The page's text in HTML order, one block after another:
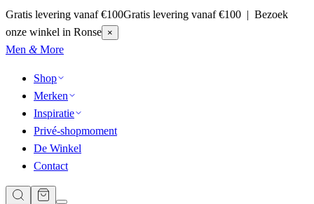
Gratis levering vanaf €100Gratis levering vanaf €100 | Bezoek
onze winkel in Ronse ×
Men &More
Shop
Merken
Inspiratie
Privé-shopmoment
De Winkel
Contact